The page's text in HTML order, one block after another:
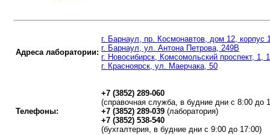
Адреса лаборатории:
г. Барнаул, пр. Космонавтов, дом 12, корпус
г. Барнаул, ул. Антона Петрова, 249В
г. Новосибирск, Комсомольский проспект, 1,
г. Красноярск, ул. Маерчака, 50
Телефоны:
+7 (3852) 289-060
(справочная служба, в будние дни с 8:00 до
+7 (3852) 289-039 (лаборатория)
+7 (3852) 538-540
(бухгалтерия, в будние дни с 9:00 до 17:00)